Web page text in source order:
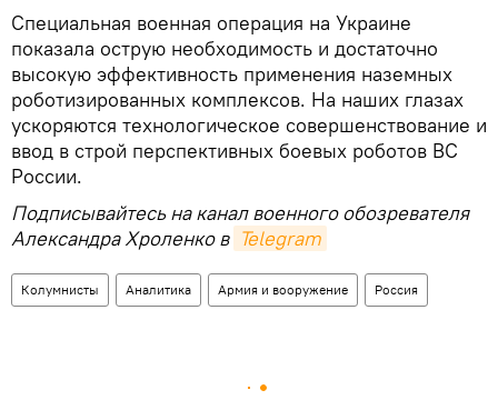
Специальная военная операция на Украине
показала острую необходимость и достаточно
высокую эффективность применения наземных
роботизированных комплексов. На наших глазах
ускоряются технологическое совершенствование и
ввод в строй перспективных боевых роботов ВС
России.
Подписывайтесь на канал военного обозревателя
Александра Хроленко в Telegram
Колумнисты Аналитика Армия и вооружение Россия